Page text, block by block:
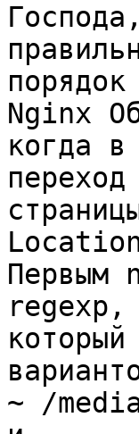
Nginx
когда
Первым
regexp,
~ /